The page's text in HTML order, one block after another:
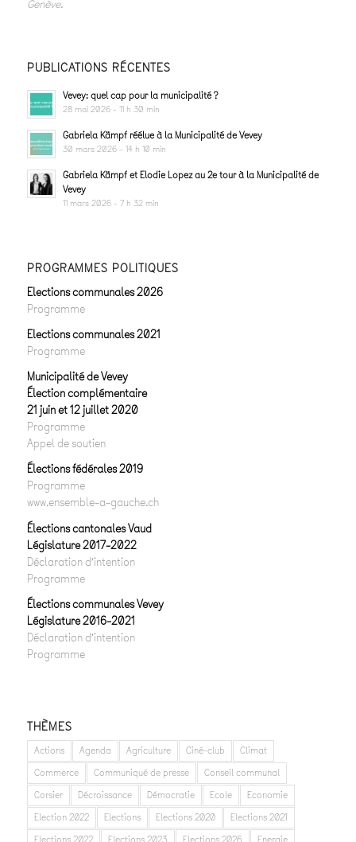
Genève.
PUBLICATIONS RÉCENTES
Vevey: quel cap pour la municipalité ?
28 mai 2026 - 11 h 30 min
Gabriela Kämpf réélue à la Municipalité de Vevey
30 mars 2026 - 14 h 10 min
Gabriela Kämpf et Elodie Lopez au 2e tour à la Municipalité de
Vevey
11 mars 2026 - 7 h 32 min
PROGRAMMES POLITIQUES
Elections communales 2026
Programme
Elections communales 2021
Programme
Municipalité de Vevey
Élection complémentaire
21 juin et 12 juillet 2020
Programme
Appel de soutien
Élections fédérales 2019
Programme
www.ensemble-a-gauche.ch
Élections cantonales Vaud
Législature 2017-2022
Déclaration d’intention
Programme
Élections communales Vevey
Législature 2016-2021
Déclaration d’intention
Programme
THÈMES
Actions Agenda Agriculture Ciné-club
Climat
Commerce
Communiqué de presse
Conseil communal
Corsier
Décroissance Démocratie Ecole
Economie
Election 2022
Elections Elections 2020
Elections 2021
Elections 2022
Elections 2023 Elections 2026
Energie